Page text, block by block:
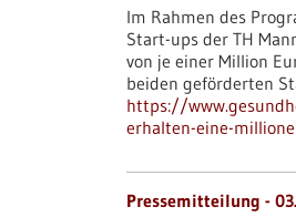
Im Rahmen des
Start-ups der TH
von je einer Million
beiden geförderten
https://
erhalten-eine-
Pressemitteilung -